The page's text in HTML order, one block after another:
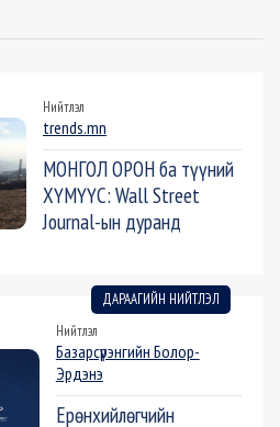
Нийтлэл
trends.mn
МОНГОЛ ОРОН ба түүний
ХҮМҮҮС: Wall Street
Journal-ын дуранд
ДАРААГИЙН НИЙТЛЭЛ
Нийтлэл
Базарсүрэнгийн Болор-
Эрдэнэ
Ерөнхийлөгчийн